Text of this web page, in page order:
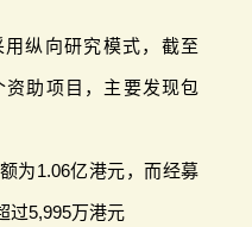
纵向研究模式，截至
资助项目，主要发现包
为1.06亿港元，而经募
过5,995万港元